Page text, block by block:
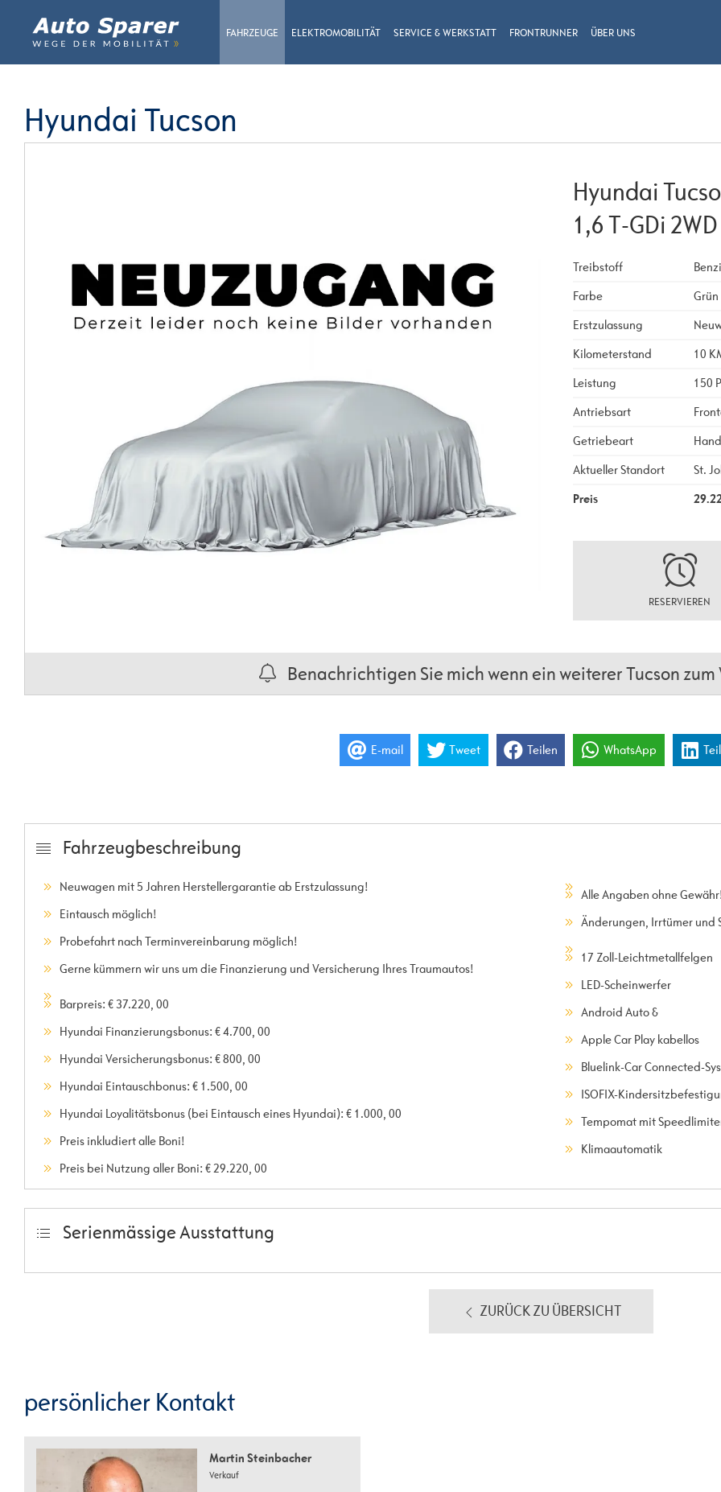
FAHRZEUGE ELEKTROMOBILITÄT SERVICE & WERKSTATT FRONTRUNNER ÜBER UNS
Hyundai Tucson
Hyundai
1,6 T-GDi
Treibstoff
Farbe
Grün
Erstzulassung
Kilometerstand
10
Leistung
150
Antriebsart
Getriebeart
Aktueller Standort
St.
Preis
RESERVIEREN
Benachrichtigen Sie mich wenn ein weiterer Tucson zum
E-mail Tweet Teilen WhatsApp
Fahrzeugbeschreibung
Neuwagen mit 5 Jahren Herstellergarantie ab Erstzulassung!
Eintausch möglich!
Probefahrt nach Terminvereinbarung möglich!
Gerne kümmern wir uns um die Finanzierung und Versicherung Ihres Traumautos!
Barpreis: € 37.220, 00
Hyundai Finanzierungsbonus: € 4.700, 00
Hyundai Versicherungsbonus: € 800, 00
Hyundai Eintauschbonus: € 1.500, 00
Hyundai Loyalitätsbonus (bei Eintausch eines Hyundai): € 1.000, 00
Preis inkludiert alle Boni!
Preis bei Nutzung aller Boni: € 29.220, 00
Alle Angaben ohne Gewähr!
Änderungen, Irrtümer und
17 Zoll-Leichtmetallfelgen
LED-Scheinwerfer
Android Auto &
Apple Car Play kabellos
Bluelink-Car Connected-
ISOFIX-
Tempomat mit
Klimaautomatik
Serienmässige Ausstattung
ZURÜCK ZU ÜBERSICHT
persönlicher Kontakt
Martin Steinbacher
Verkauf